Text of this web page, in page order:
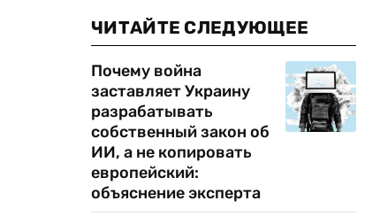
ЧИТАЙТЕ СЛЕДУЮЩЕЕ
Почему война
заставляет Украину
разрабатывать
собственный закон об
ИИ, а не копировать
европейский:
объяснение эксперта